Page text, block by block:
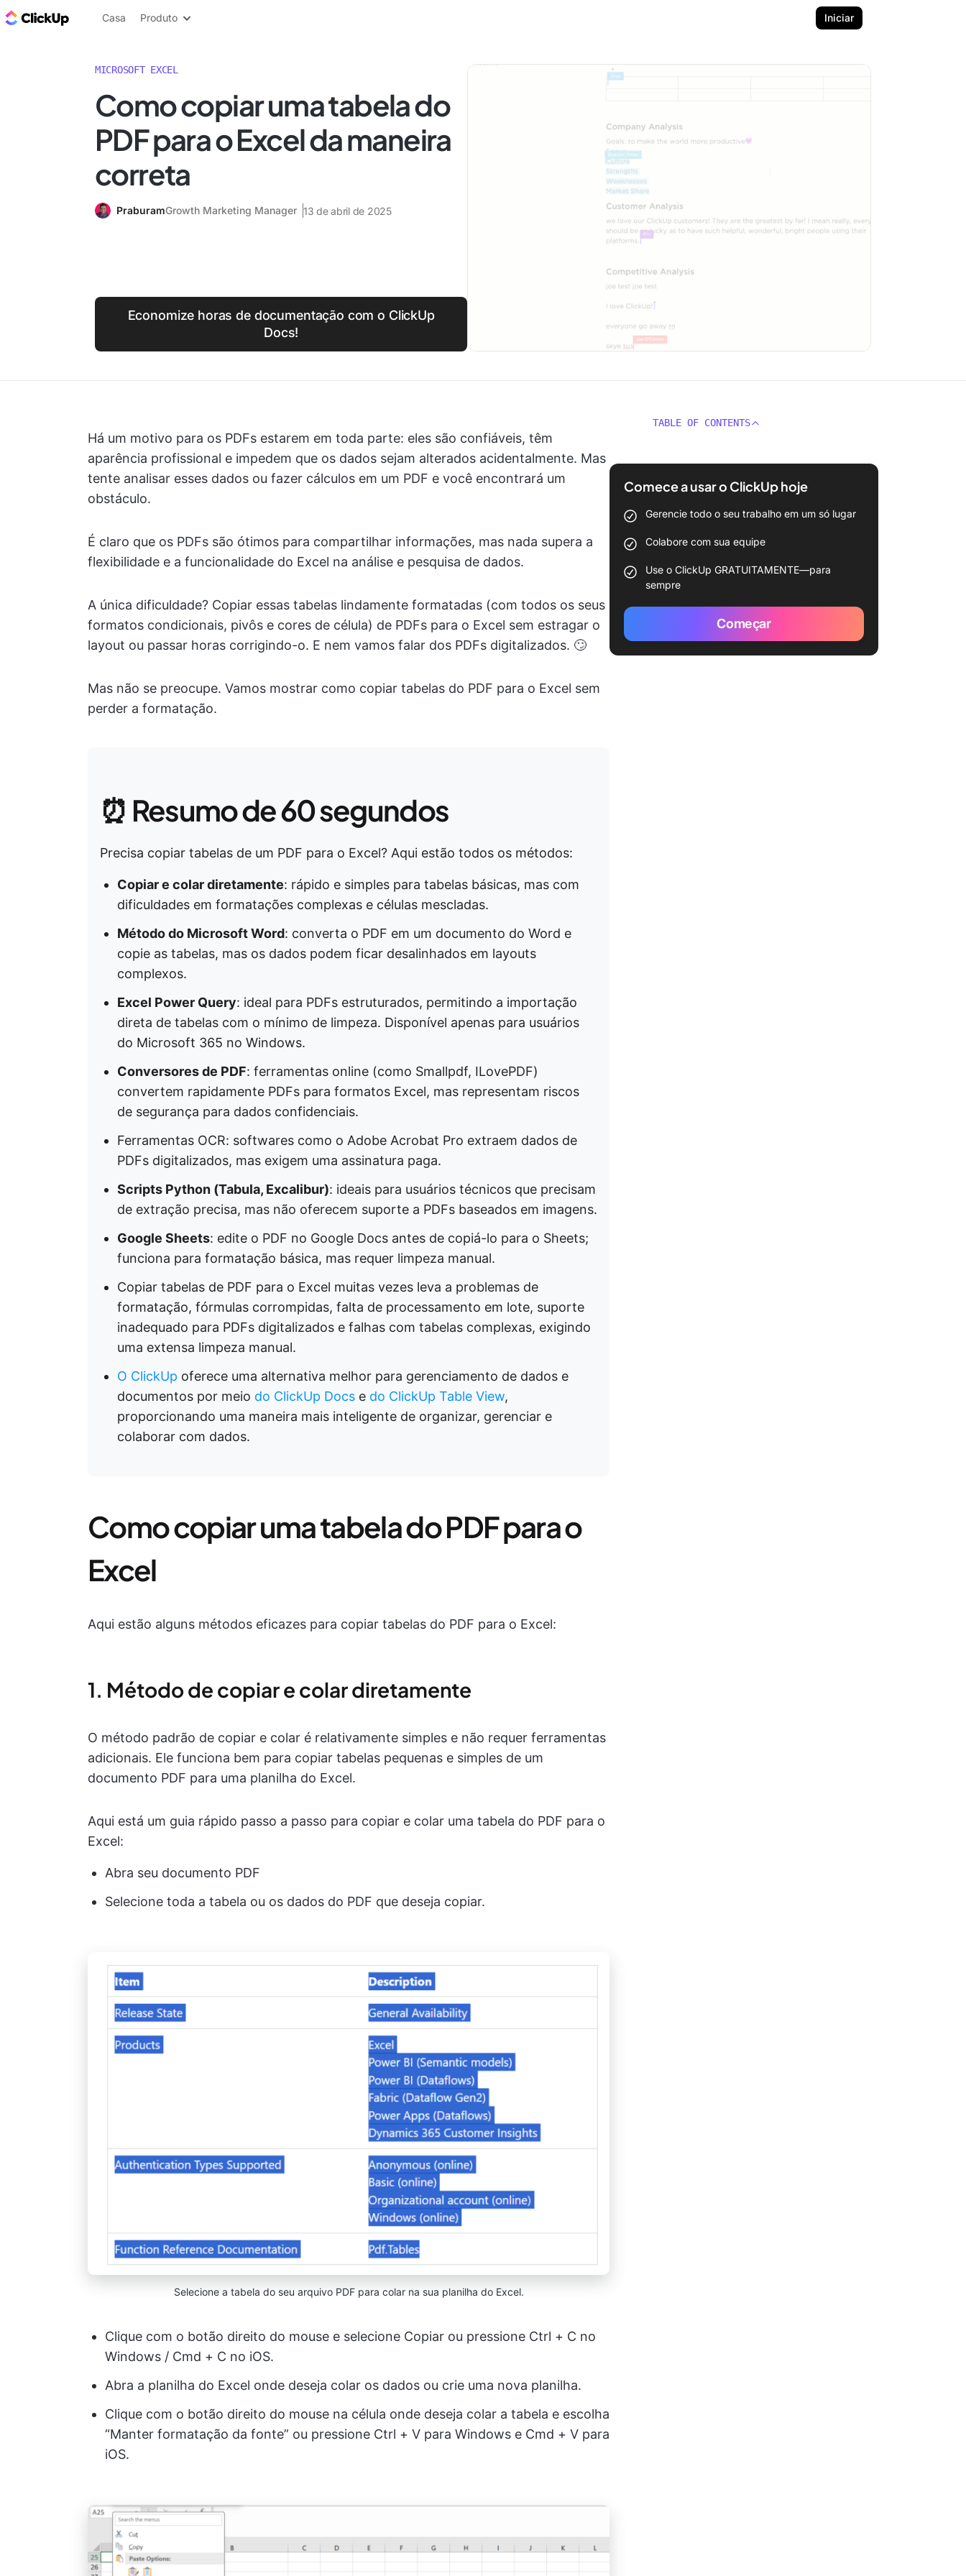
ClickUp Blogue
Casa Produto Iniciar
MICROSOFT EXCEL
Como copiar uma tabela do
PDF para o Excel da maneira
correta
PraburamGrowth Marketing Manager 13 de abril de 2025
Economize horas de documentação com o ClickUp
Docs!
Há um motivo para os PDFs estarem em toda parte: eles são confiáveis, têm
aparência profissional e impedem que os dados sejam alterados acidentalmente. Mas
tente analisar esses dados ou fazer cálculos em um PDF e você encontrará um
obstáculo.
É claro que os PDFs são ótimos para compartilhar informações, mas nada supera a
flexibilidade e a funcionalidade do Excel na análise e pesquisa de dados.
A única dificuldade? Copiar essas tabelas lindamente formatadas (com todos os seus
formatos condicionais, pivôs e cores de célula) de PDFs para o Excel sem estragar o
layout ou passar horas corrigindo-o. E nem vamos falar dos PDFs digitalizados. 🙄
Mas não se preocupe. Vamos mostrar como copiar tabelas do PDF para o Excel sem
perder a formatação.
⏰ Resumo de 60 segundos
Precisa copiar tabelas de um PDF para o Excel? Aqui estão todos os métodos:
Copiar e colar diretamente: rápido e simples para tabelas básicas, mas com
dificuldades em formatações complexas e células mescladas.
Método do Microsoft Word: converta o PDF em um documento do Word e
copie as tabelas, mas os dados podem ficar desalinhados em layouts
complexos.
Excel Power Query: ideal para PDFs estruturados, permitindo a importação
direta de tabelas com o mínimo de limpeza. Disponível apenas para usuários
do Microsoft 365 no Windows.
Conversores de PDF: ferramentas online (como Smallpdf, ILovePDF)
convertem rapidamente PDFs para formatos Excel, mas representam riscos
de segurança para dados confidenciais.
Ferramentas OCR: softwares como o Adobe Acrobat Pro extraem dados de
PDFs digitalizados, mas exigem uma assinatura paga.
Scripts Python (Tabula, Excalibur): ideais para usuários técnicos que precisam
de extração precisa, mas não oferecem suporte a PDFs baseados em imagens.
Google Sheets: edite o PDF no Google Docs antes de copiá-lo para o Sheets;
funciona para formatação básica, mas requer limpeza manual.
Copiar tabelas de PDF para o Excel muitas vezes leva a problemas de
formatação, fórmulas corrompidas, falta de processamento em lote, suporte
inadequado para PDFs digitalizados e falhas com tabelas complexas, exigindo
uma extensa limpeza manual.
O ClickUp oferece uma alternativa melhor para gerenciamento de dados e
documentos por meio do ClickUp Docs e do ClickUp Table View,
proporcionando uma maneira mais inteligente de organizar, gerenciar e
colaborar com dados.
Como copiar uma tabela do PDF para o
Excel
Aqui estão alguns métodos eficazes para copiar tabelas do PDF para o Excel:
1. Método de copiar e colar diretamente
O método padrão de copiar e colar é relativamente simples e não requer ferramentas
adicionais. Ele funciona bem para copiar tabelas pequenas e simples de um
documento PDF para uma planilha do Excel.
Aqui está um guia rápido passo a passo para copiar e colar uma tabela do PDF para o
Excel:
Abra seu documento PDF
Selecione toda a tabela ou os dados do PDF que deseja copiar.
Selecione a tabela do seu arquivo PDF para colar na sua planilha do Excel.
Clique com o botão direito do mouse e selecione Copiar ou pressione Ctrl + C no
Windows / Cmd + C no iOS.
Abra a planilha do Excel onde deseja colar os dados ou crie uma nova planilha.
Clique com o botão direito do mouse na célula onde deseja colar a tabela e escolha
“Manter formatação da fonte” ou pressione Ctrl + V para Windows e Cmd + V para
iOS.
TABLE OF CONTENTS
Comece a usar o ClickUp hoje
Gerencie todo o seu trabalho em um só lugar
Colabore com sua equipe
Use o ClickUp GRATUITAMENTE—para
sempre
Começar